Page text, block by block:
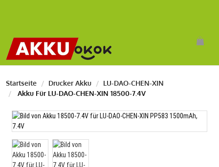
Startseite Drucker Akku
LU-DAO-CHEN-XIN
Akku Für LU-DAO-CHEN-XIN 18500-7.4V